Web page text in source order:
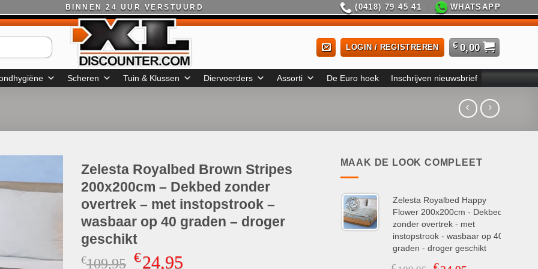
BINNEN 24 UUR VERSTUURD (0418) 79 45 41 WHATSAPP
LOGIN / REGISTREREN € 0,00
Scheren Tuin & Klussen Diervoerders Assorti De Euro hoek Inschrijven nieuwsbrief
Zelesta Royalbed Brown Stripes
200x200cm – Dekbed zonder
overtrek – met instopstrook –
wasbaar op 40 graden – droger
geschikt
€109,95 Oorspronkelijke
€24,95Huidige
MAAK DE LOOK COMPLEET
Zelesta Royalbed Happy
Flower 200x200cm - Dekbed
zonder overtrek - met
instopstrook - wasbaar op 40
graden - droger geschikt
€
Oorspronkelijke
€
Huidige